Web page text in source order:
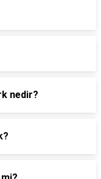
nedir?